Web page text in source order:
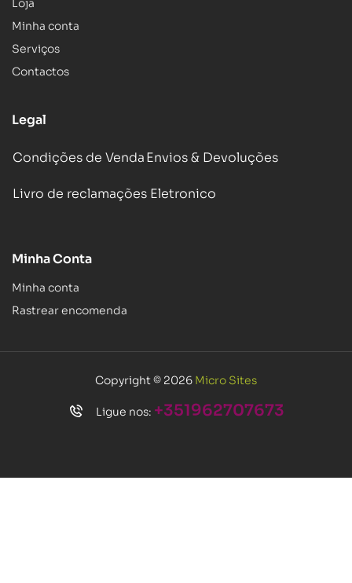
Loja
Minha conta
Serviços
Contactos
Legal
Condições de VendaEnvios & Devoluções
Livro de reclamações Eletronico
Minha Conta
Minha conta
Rastrear encomenda
Copyright © 2026 Micro Sites
Ligue nos: +351962707673